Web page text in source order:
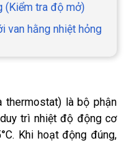
(Kiểm tra độ mở)
van hằng nhiệt hỏng
thermostat) là bộ phận
trì nhiệt độ động cơ
Khi hoạt động đúng,